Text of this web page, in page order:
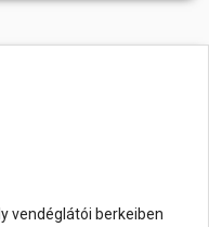
vendéglátói berkeiben